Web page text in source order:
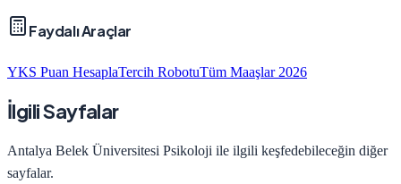
Faydalı Araçlar
YKS Puan HesaplaTercih RobotuTüm Maaşlar 2026
İlgili Sayfalar
Antalya Belek Üniversitesi Psikoloji ile ilgili keşfedebileceğin diğer
sayfalar.